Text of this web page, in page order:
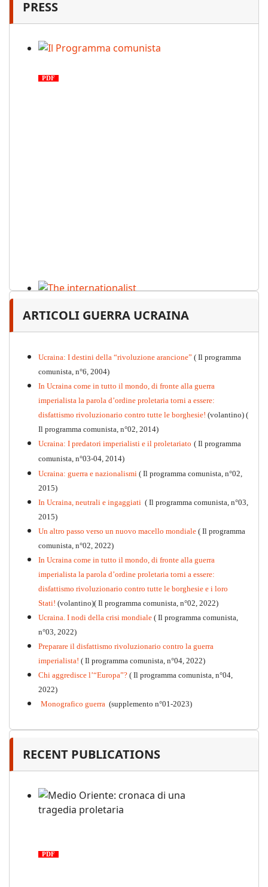
PRESS
PDF
PDF n.12, 2026
Kommunistisches Programm
PDF n°10 - 2026
ARTICOLI GUERRA UCRAINA
Ucraina: I destini della “rivoluzione arancione” ( Il programma
comunista, n°6, 2004)
In Ucraina come in tutto il mondo, di fronte alla guerra
imperialista la parola d’ordine proletaria torni a essere:
disfattismo rivoluzionario contro tutte le borghesie! (volantino) (
Il programma comunista, n°02, 2014)
Ucraina: I predatori imperialisti e il proletariato ( Il programma
comunista, n°03-04, 2014)
Ucraina: guerra e nazionalismi ( Il programma comunista, n°02,
2015)
In Ucraina, neutrali e ingaggiati ( Il programma comunista, n°03,
2015)
Un altro passo verso un nuovo macello mondiale ( Il programma
comunista, n°02, 2022)
In Ucraina come in tutto il mondo, di fronte alla guerra
imperialista la parola d’ordine proletaria torni a essere:
disfattismo rivoluzionario contro tutte le borghesie e i loro
Stati! (volantino)( Il programma comunista, n°02, 2022)
Ucraina. I nodi della crisi mondiale ( Il programma comunista,
n°03, 2022)
Preparare il disfattismo rivoluzionario contro la guerra
imperialista! ( Il programma comunista, n°04, 2022)
Chi aggredisce l’“Europa”? ( Il programma comunista, n°04,
2022)
Monografico guerra (supplemento n°01-2023)
RECENT PUBLICATIONS
PDF